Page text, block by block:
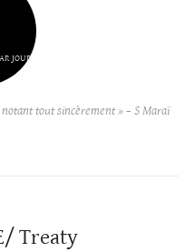
JOUR
tout sincèrement » – S Maraï
Treaty